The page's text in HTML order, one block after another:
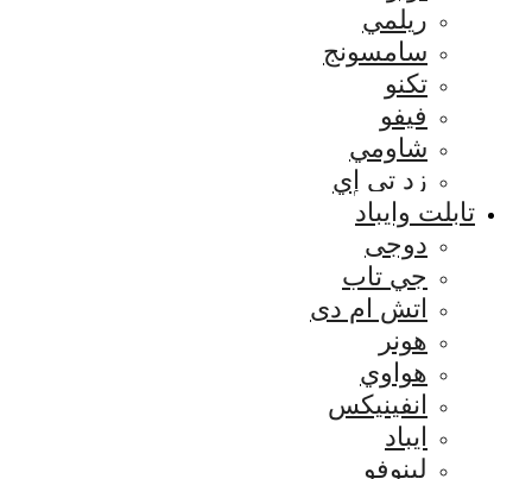
ريلمي
سامسونج
تكنو
فيفو
شاومي
زد تي إي
تابلت وايباد
دوجى
جي تاب
اتش ام دى
هونر
هواوي
انفينيكس
ايباد
لينوفو